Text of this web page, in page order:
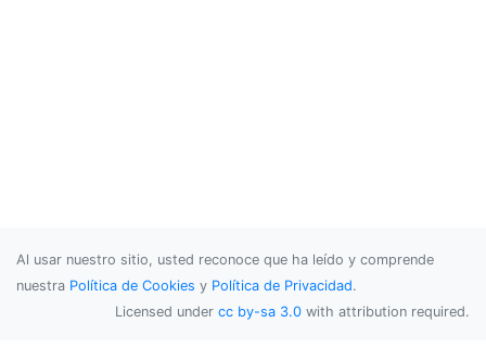
Al usar nuestro sitio, usted reconoce que ha leído y comprende
nuestra Política de Cookies y Política de Privacidad.
Licensed under cc by-sa 3.0 with attribution required.